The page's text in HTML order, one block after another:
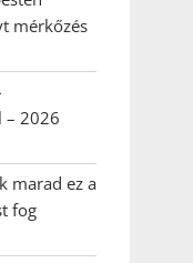
mérkőzés
– 2026
marad ez a
fog